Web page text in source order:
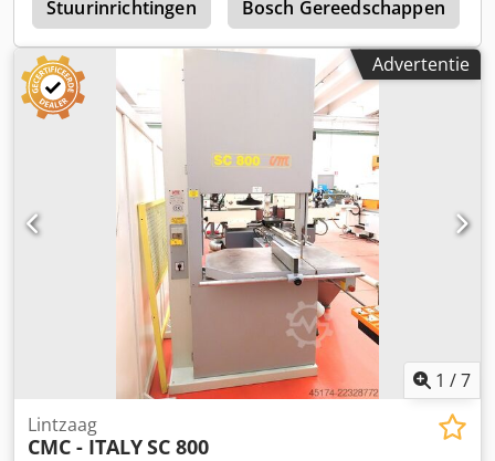
Stuurinrichtingen Bosch Gereedschappen
Advertentie
1 /7
Lintzaag
CMC - ITALYSC 800